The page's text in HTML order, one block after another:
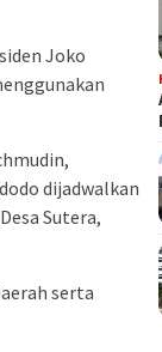
Joko
dijadwalkan
Sutera,
serta